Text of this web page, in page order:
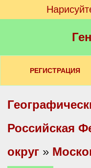
РЕГИСТРАЦИЯ
Российская
округ »